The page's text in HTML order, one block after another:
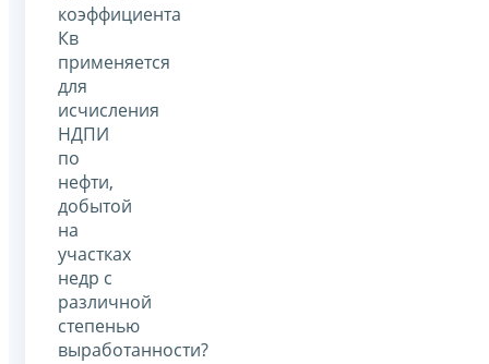
коэффициента
Кв
применяется
для
исчисления
НДПИ
по
нефти,
добытой
на
участках
недр с
различной
степенью
выработанности?